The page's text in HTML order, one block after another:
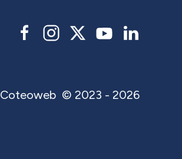
Coteoweb © 2023 - 2026